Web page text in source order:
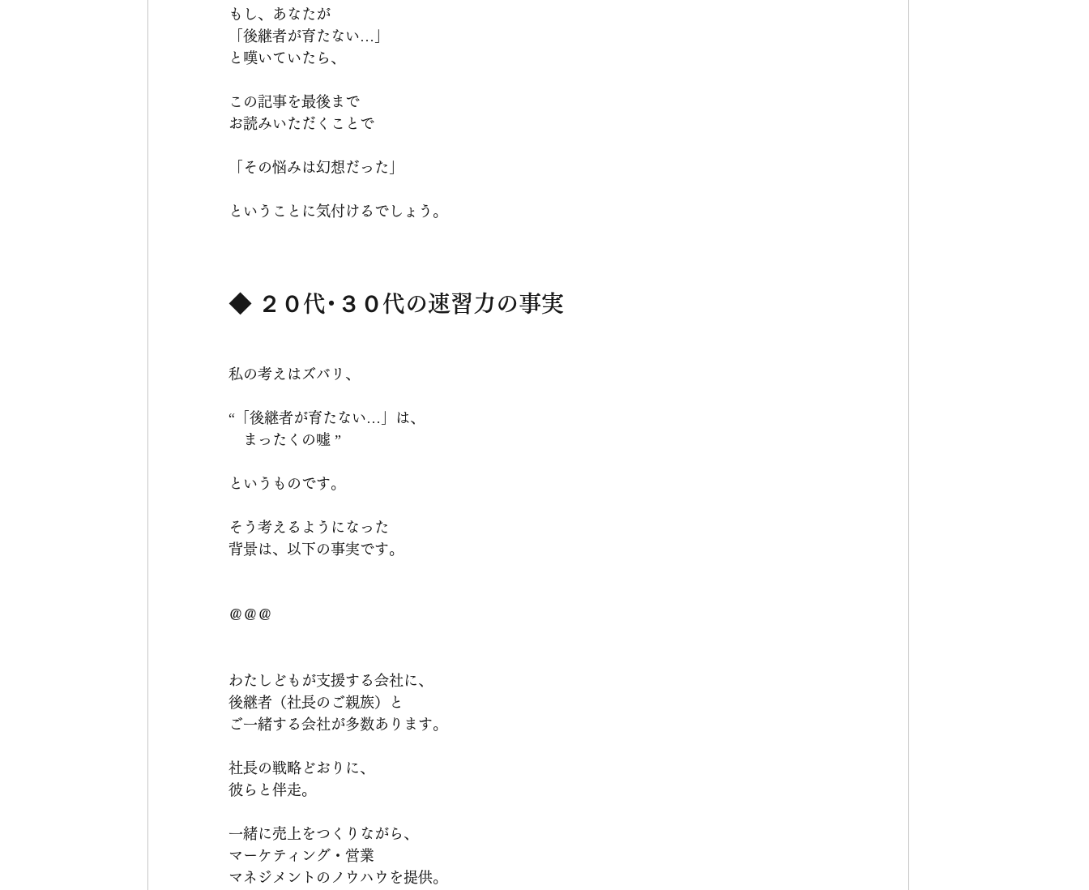
もし、あなたが
「後継者が育たない…」
と嘆いていたら、
この記事を最後まで
お読みいただくことで
「その悩みは幻想だった」
ということに気付けるでしょう。
◆ ２０代･３０代の速習力の事実
私の考えはズバリ、
“「後継者が育たない…」は、
まったくの嘘 ”
というものです。
そう考えるようになった
背景は、以下の事実です。
＠＠＠
わたしどもが支援する会社に、
後継者（社長のご親族）と
ご一緒する会社が多数あります。
社長の戦略どおりに、
彼らと伴走。
一緒に売上をつくりながら、
マーケティング・営業
マネジメントのノウハウを提供。